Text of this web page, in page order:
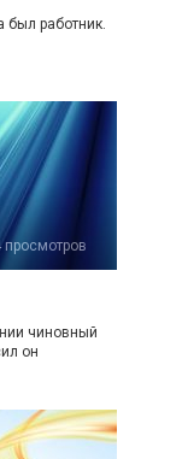
был работник.
просмотров
чиновный
он